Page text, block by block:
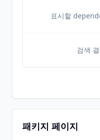
표시할
검색
패키지 페이지